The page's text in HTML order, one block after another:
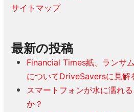
サイトマップ
最新の投稿
Financial Times紙、ランサ
についてDriveSaversに見解
スマートフォンが水に濡れ
か？